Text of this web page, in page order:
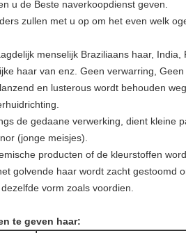
u de Beste naverkoopdienst geven.
zullen met u op om het even welk
menselijk Braziliaans haar, India,
haar van enz. Geen verwarring, Geen
en lusterous wordt behouden
de gedaane verwerking, dient kleine
(jonge meisjes).
producten of de kleurstoffen
golvende haar wordt zacht gestoomd
vorm zoals voordien.
te geven haar: